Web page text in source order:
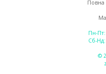
Повна
Пн-Пт:
Сб-Нд:
©